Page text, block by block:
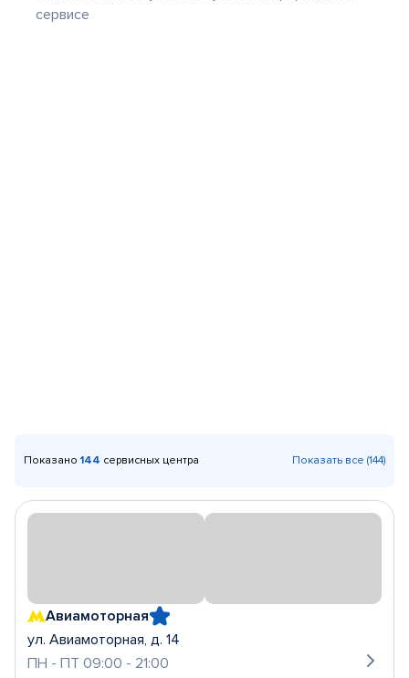
сервисе
Показано 144 сервисных центра Показать все (144)
Авиамоторная
ул. Авиамоторная, д. 14
ПН - ПТ 09:00 - 21:00